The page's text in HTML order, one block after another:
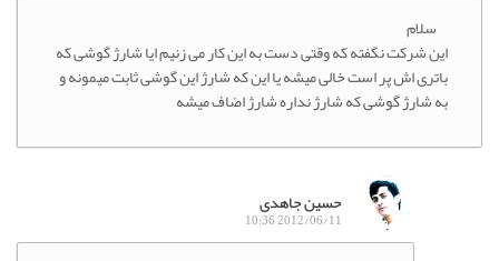
سلام
این شرکت نگفته که وقتی دست به این کار می زنیم ایا شارژ گوشی که
باتری اش پر است خالی میشه یا این که شارژ این گوشی ثابت میمونه و
به شارژ گوشی که شارژ نداره شارژ اضاف میشه
حسین جاهدی
2012/06/11 10:36